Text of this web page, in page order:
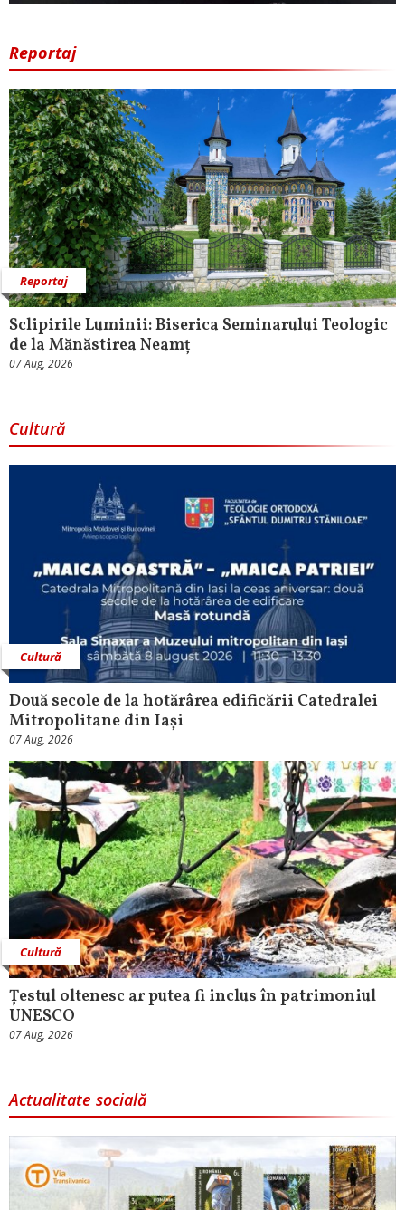
Reportaj
Reportaj
Sclipirile Luminii: Biserica Seminarului Teologic
de la Mănăstirea Neamț
07 Aug, 2026
Cultură
Cultură
Două secole de la hotărârea edificării Catedralei
Mitropolitane din Iași
07 Aug, 2026
Cultură
Țestul oltenesc ar putea fi inclus în patrimoniul
UNESCO
07 Aug, 2026
Actualitate socială